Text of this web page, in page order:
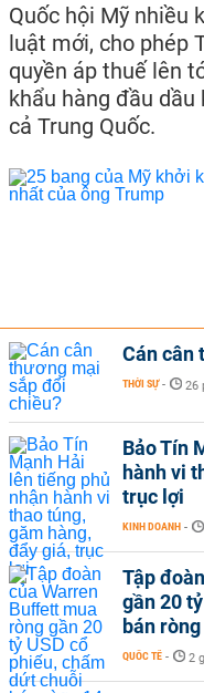
Quốc hội Mỹ nhiều
luật mới, cho phép
quyền áp thuế lên
khẩu hàng đầu dầu
cả Trung Quốc.
Cán cân
THỜI SỰ - 26
Bảo Tín
hành vi
trục lợi
KINH DOANH -
Tập
gần 20
bán
QUỐC TẾ - 2